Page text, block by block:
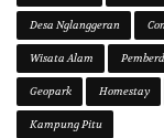
Desa Nglanggeran
Wisata Alam
Geopark Homestay
Kampung Pitu